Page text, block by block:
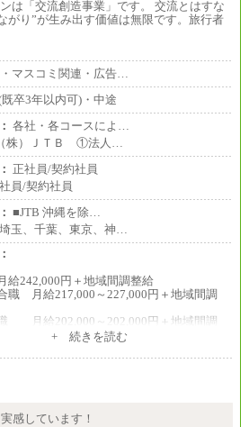
は「交流創造事業」です。 交流とはすな
がり”が生み出す価値は無限です。旅行者
マスコミ関連・広告…
卒3年以内可)・中途
各社・各コースによ…
株）ＪＴＢ ①法人…
正社員/契約社員
員/契約社員
■JTB 沖縄を除…
玉、千葉、東京、神…
242,000円＋地域間調整給
職 月給217,000～227,000円＋地域間調
月給202,000～202,000円＋地域間調
208,000～235,000円
キャリアサイトよりご確認ください。
+ 続きを読む
感しています！